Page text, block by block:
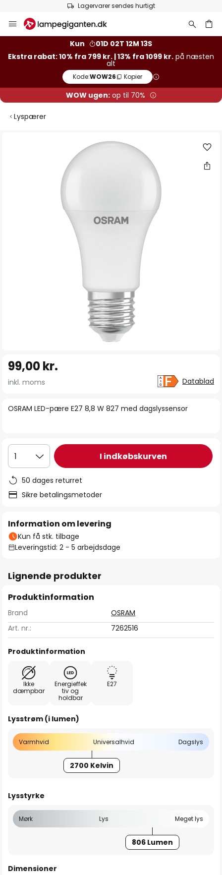
Lagervarer sendes hurtigt
to
Kun
01D 02T 12M 12S
Ekstra rabat: 10% fra 799 kr. | 13% fra 1099 kr. på næsten
alt
Kode:WOW26 Kopier
WOW ugen:op til 70%
Lyspærer
starten
billedgalleriet
OSRAM LED-pære E27 8,8 W 827 med dagslyssensor
99,00 kr.
inkl. moms Datablad
1 I indkøbskurven
50 dages returret
Sikre betalingsmetoder
Information om levering
Kun få stk. tilbage
Leveringstid: 2 - 5 arbejdsdage
Lignende produkter
Produktinformation
Brand
OSRAM
Art. nr.:
7262516
Produktinformation
Ikke
dæmpbar
Energieffek
tiv og
holdbar
E27
Lysstrøm (i lumen)
Varmhvid Universalhvid Dagslys
2700 Kelvin
Lysstyrke
Mørk Lys Meget lys
806 Lumen
Dimensioner